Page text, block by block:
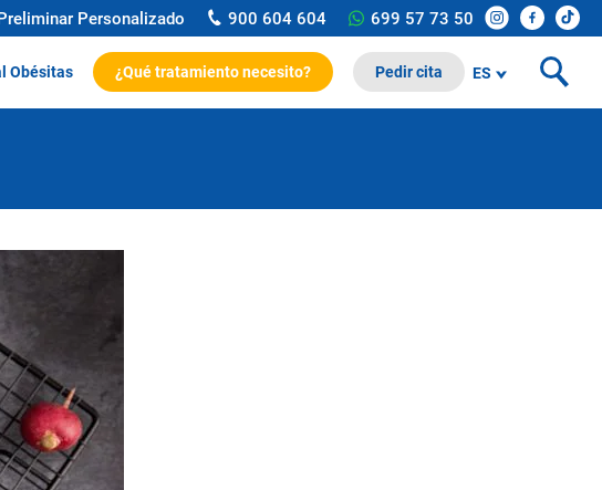
Personalizado 900 604 604 699 57 73 50
Obésitas ¿Qué tratamiento necesito? Pedir cita ES